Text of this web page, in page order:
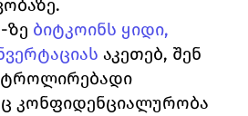
ზე ბიტკოინს ყიდი,
აკეთებ, შენ
კონფიდენციალურობა